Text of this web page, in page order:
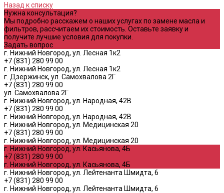
Назад к списку
Нужна консультация?
Мы подробно расскажем о наших услугах по замене масла и
фильтров, рассчитаем их стоимость. Оставьте заявку и
получите лучшие условия для покупки.
Задать вопрос
г. Нижний Новгород, ул. Лесная 1к2
+7 (831) 280 99 00
г. Нижний Новгород, ул. Лесная 1к2
г. Дзержинск, ул. Самохвалова 2Г
+7 (831) 280 99 00
ул. Самохвалова 2Г
г. Нижний Новгород, ул. Народная, 42В
+7 (831) 280 99 00
г. Нижний Новгород, ул. Народная, 42В
г. Нижний Новгород, ул. Медицинская 20
+7 (831) 280 99 00
г. Нижний Новгород, ул. Медицинская 20
г. Нижний Новгород, ул. Касьянова, 4Б
+7 (831) 280 99 00
г. Нижний Новгород, ул. Касьянова, 4Б
г. Нижний Новгород, ул. Лейтенанта Шмидта, 6
+7 (831) 280 99 00
г. Нижний Новгород, ул. Лейтенанта Шмидта, 6